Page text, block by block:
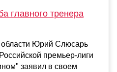
главного тренера
области Юрий Слюсарь
премьер-лиги
заявил в своем